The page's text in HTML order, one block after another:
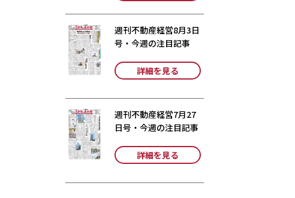
週刊不動産経営8月3日
号・今週の注目記事
詳細を見る
週刊不動産経営7月27
日号・今週の注目記事
詳細を見る